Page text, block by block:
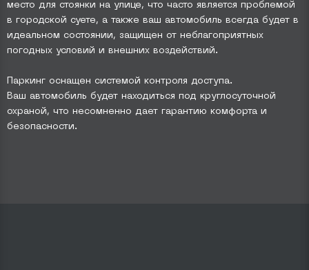
место для стоянки на улице, что часто является проблемой
в городской суете, а также ваш автомобиль всегда будет в
идеальном состоянии, защищен от неблагоприятных
погодных условий и внешних воздействий.
Паркинг оснащен системой контроля доступа.
Ваш автомобиль будет находиться под круглосуточной
охраной, что несомненно дает гарантию комфорта и
безопасности.